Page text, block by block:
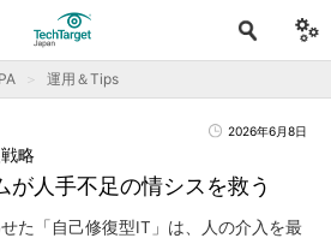
運用＆Tips
2026年6月8日
が人手不足の情シスを救う
略
た「自己修復型IT」は、人の介入を最